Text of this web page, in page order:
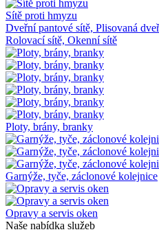
Sítě proti hmyzu
Dveřní pantové sítě, Plisovaná
Rolovací sítě, Okenní sítě
Ploty, brány, branky
Garnýže, tyče, záclonové kolejnice
Opravy a servis oken
Naše nabídka služeb